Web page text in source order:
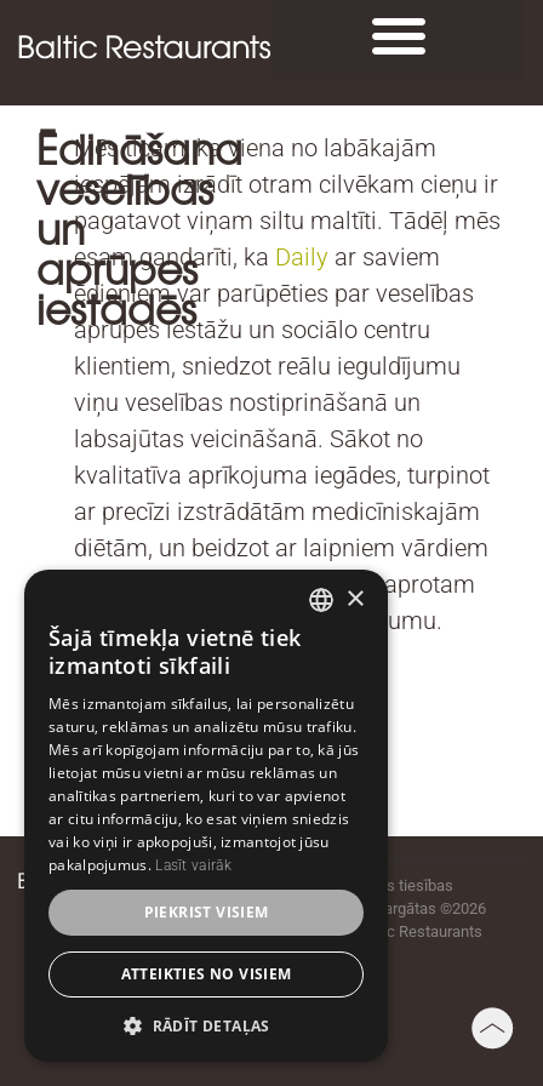
Ēdināšana
veselības
un
aprūpes
iestādēs
Mēs ticam, ka viena no labākajām
iespējām izrādīt otram cilvēkam cieņu ir
pagatavot viņam siltu maltīti. Tādēļ mēs
esam gandarīti, ka Daily ar saviem
ēdieniem var parūpēties par veselības
aprūpes iestāžu un sociālo centru
klientiem, sniedzot reālu ieguldījumu
viņu veselības nostiprināšanā un
labsajūtas veicināšanā. Sākot no
kvalitatīva aprīkojuma iegādes, turpinot
ar precīzi izstrādātām medicīniskajām
diētām, un beidzot ar laipniem vārdiem
ikdienā – jo mēs ar “aprūpi” saprotam
nevis uztraukšanos, bet gādīgumu.
Elizabetes iela 20, Rīga,
LV-1050
T +371 6720 5599
info@balticrest.com
@BalticRestaurants
Visas tiesības
aizsargātas ©2026
Baltic Restaurants
ESTONIAN
×
Šajā tīmekļa vietnē tiek
izmantoti sīkfaili
Mēs izmantojam sīkfailus, lai personalizētu
saturu, reklāmas un analizētu mūsu trafiku.
Mēs arī kopīgojam informāciju par to, kā jūs
lietojat mūsu vietni ar mūsu reklāmas un
analītikas partneriem, kuri to var apvienot
ar citu informāciju, ko esat viņiem sniedzis
vai ko viņi ir apkopojuši, izmantojot jūsu
pakalpojumus. Lasīt vairāk
PIEKRIST VISIEM
ATTEIKTIES NO VISIEM
RĀDĪT DETAĻAS